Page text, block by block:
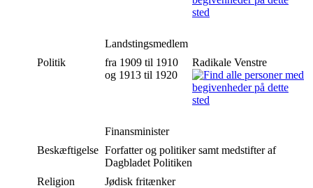
Landstingsmedlem
Politik
fra 1909 til 1910
og 1913 til 1920
Radikale Venstre
Finansminister
Beskæftigelse Forfatter og politiker samt medstifter af
Dagbladet Politiken
Religion
Jødisk fritænker